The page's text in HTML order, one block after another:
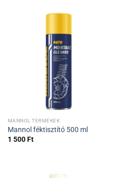
MANNOL TERMÉKEK
Mannol féktisztító 500 ml
1 500Ft